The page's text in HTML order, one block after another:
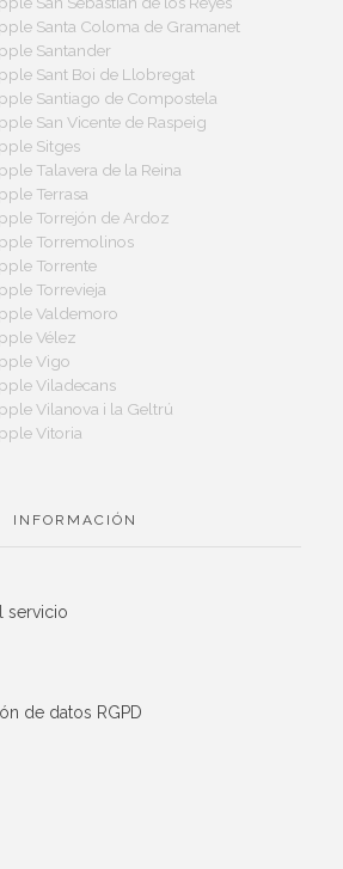
Santa Coloma de Gramanet
Santander
Sant Boi de Llobregat
Santiago de Compostela
San Vicente de Raspeig
Sitges
Talavera de la Reina
Terrasa
Torrejón de Ardoz
Torremolinos
Torrente
Torrevieja
Valdemoro
Vélez
Vigo
Viladecans
Vilanova i la Geltrú
Vitoria
INFORMACIÓN
servicio
de datos RGPD